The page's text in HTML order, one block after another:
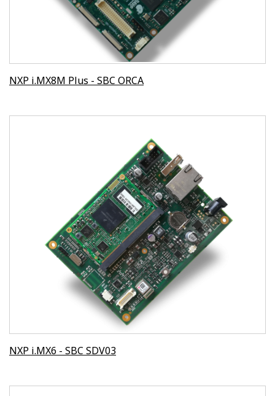
NXP i.MX8M Plus - SBC ORCA
NXP i.MX6 - SBC SDV03